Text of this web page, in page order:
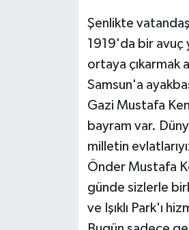
Şenlikte
1919'da bir avuç
ortaya çıkarmak
Samsun'a
Gazi Mustafa
bayram var.
milletin
Önder Mustafa
günde sizlerle
ve Işıklı Park'ı
MAGAZİN
POLİTİKA
SPOR HABERLERİ